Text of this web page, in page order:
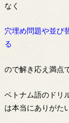
なく
穴埋め問題や並び
る
ので解き応え満点
ベトナム語のドリ
は本当にありがた